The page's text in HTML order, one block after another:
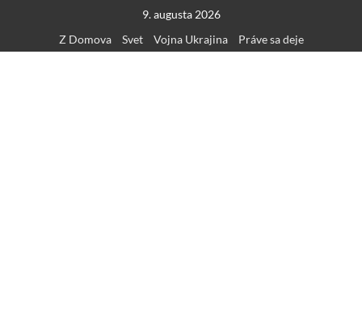
content
9. augusta 2026
Z Domova
Svet Vojna Ukrajina Práve sa deje